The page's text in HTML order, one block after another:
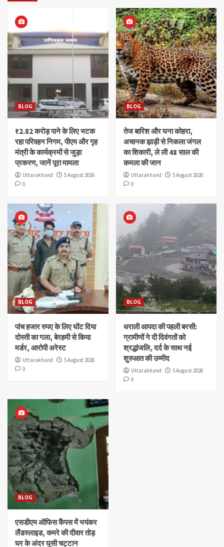
BLOG
₹2.82 करोड़ पाने के लिए भटक
रहा परिवहन निगम, पीएम और गृह
मंत्री के कार्यक्रमों से जुड़ा
प्रकरण, जानें पूरा मामला
Uttarakhand
5 August 2026
0
BLOG
तेज बारिश और घना कोहरा,
अचानक झाड़ी से निकला जंगल
का शिकारी, ले ली 48 साल की
कमला की जान
Uttarakhand
5 August 2026
0
BLOG
पांच हजार रुपए के लिए घोंट दिया
दोस्ती का गला, बेरहमी से किया
मर्डर, आरोपी अरेस्ट
Uttarakhand
5 August 2026
0
BLOG
धराली आपदा की पहली बरसी:
ग्रामीणों ने दी दिवंगतों को
श्रद्धांजलि, दर्द के साथ नई
शुरुआत की उम्मीद
Uttarakhand
5 August 2026
0
BLOG
एसडीएम ऑफिस कैंपस में भयंकर
लैंडस्लाइड, कमरे की दीवार तोड़
घर के अंदर घुसी चट्टान